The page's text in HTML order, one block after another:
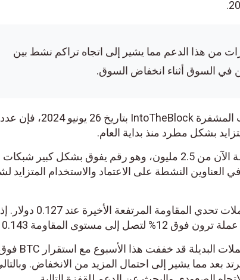
من هذا الدعم مما يشير إلى اتجاه تراكم نشط بين
في السوق أثناء انخفاض السوق.
وفقًا لتغريدة من شركة تحليلات العملات المشفرة IntoTheBlock بتاريخ 26 يونيو 2024، فإن عدد
يقترب المتوسط ​​اليومي للعناوين النشطة الآن من 2.5 مليون، وهو رقم يفوق بشكل كبير
العناوين النشطة على الاعتماد والاستخدام المتزايد
مع الشراء المستمر، يمكن لمشتري العملات تحدي المقاومة المرتفعة الأخيرة عند 0.127 دولار. إذا
المقاومة 0.143 دولار
على الرغم من أن عمليات البيع على العملات البديلة قد خففت هذا الأسبوع مع استقرار BTC فوق
بعد مما يشير إلى احتمال المزيد من الانخفاض. وبالتالي،